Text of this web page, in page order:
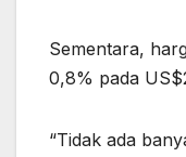
Sementara,
0,8% pada
“Tidak ada